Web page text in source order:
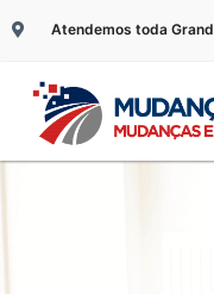
Atendemos toda